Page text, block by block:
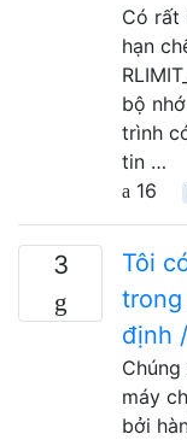
Có rất
hạn
bộ
trình
tin …
16
3
Tôi
định
máy
bởi